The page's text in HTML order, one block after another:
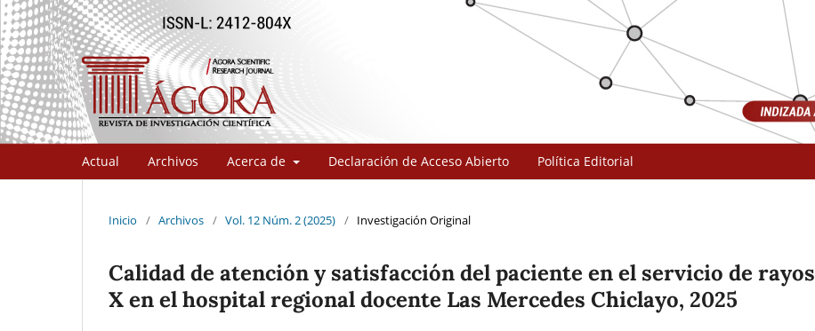
Actual Archivos Acerca de Declaración de Acceso Abierto Política Editorial
Inicio / Archivos / Vol. 12 Núm. 2 (2025) / Investigación Original
Calidad de atención y satisfacción del paciente en el servicio de rayos
X en el hospital regional docente Las Mercedes Chiclayo, 2025